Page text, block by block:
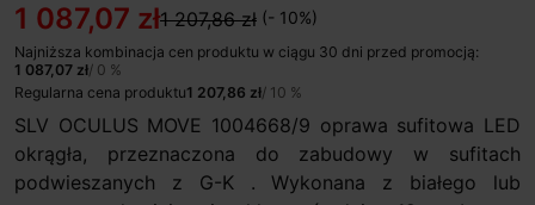
1 087,07 zł1 207,86 zł (- 10%)
Najniższa kombinacja cen produktu w ciągu 30 dni przed promocją:
1 087,07 zł/ 0 %
Regularna cena produktu1 207,86 zł/ 10 %
SLV OCULUS MOVE 1004668/9 oprawa sufitowa LED
okrągła, przeznaczona do zabudowy w sufitach
podwieszanych z G-K . Wykonana z białego lub